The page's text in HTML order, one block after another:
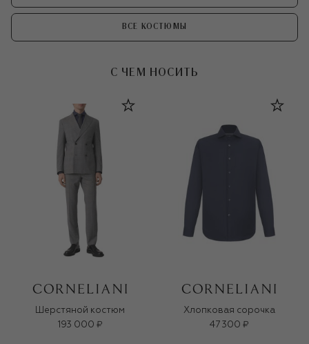
ВСЕ КОСТЮМЫ
С ЧЕМ НОСИТЬ
Шерстяной костюм
193 000 ₽
Хлопковая сорочка
47 300 ₽